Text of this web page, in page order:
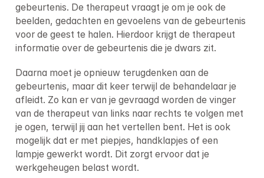
gebeurtenis. De therapeut vraagt je om je ook de
beelden, gedachten en gevoelens van de gebeurtenis
voor de geest te halen. Hierdoor krijgt de therapeut
informatie over de gebeurtenis die je dwars zit.
Daarna moet je opnieuw terugdenken aan de
gebeurtenis, maar dit keer terwijl de behandelaar je
afleidt. Zo kan er van je gevraagd worden de vinger
van de therapeut van links naar rechts te volgen met
je ogen, terwijl jij aan het vertellen bent. Het is ook
mogelijk dat er met piepjes, handklapjes of een
lampje gewerkt wordt. Dit zorgt ervoor dat je
werkgeheugen belast wordt.